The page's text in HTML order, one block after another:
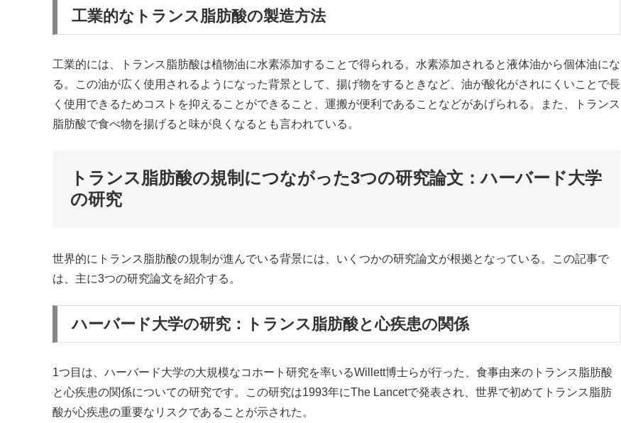
工業的なトランス脂肪酸の製造方法
工業的には、トランス脂肪酸は植物油に水素添加することで得られる。水素添加されると液体油から個体油にな
る。この油が広く使用されるようになった背景として、揚げ物をするときなど、油が酸化がされにくいことで長
く使用できるためコストを抑えることができること、運搬が便利であることなどがあげられる。また、トランス
脂肪酸で食べ物を揚げると味が良くなるとも言われている。
トランス脂肪酸の規制につながった3つの研究論文：ハーバード大学
の研究
世界的にトランス脂肪酸の規制が進んでいる背景には、いくつかの研究論文が根拠となっている。この記事で
は、主に3つの研究論文を紹介する。
ハーバード大学の研究：トランス脂肪酸と心疾患の関係
1つ目は、ハーバード大学の大規模なコホート研究を率いるWillett博士らが行った、食事由来のトランス脂肪酸
と心疾患の関係についての研究です。この研究は1993年にThe Lancetで発表され、世界で初めてトランス脂肪
酸が心疾患の重要なリスクであることが示された。